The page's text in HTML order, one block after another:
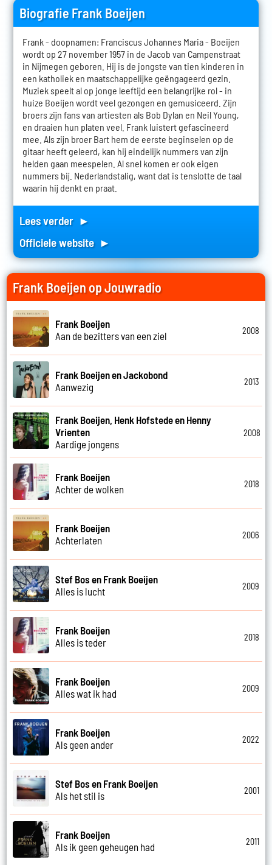
Biografie Frank Boeijen
Frank - doopnamen: Franciscus Johannes Maria - Boeijen
wordt op 27 november 1957 in de Jacob van Campenstraat
in Nijmegen geboren. Hij is de jongste van tien kinderen in
een katholiek en maatschappelijke geëngageerd gezin.
Muziek speelt al op jonge leeftijd een belangrijke rol - in
huize Boeijen wordt veel gezongen en gemusiceerd. Zijn
broers zijn fans van artiesten als Bob Dylan en Neil Young,
en draaien hun platen veel. Frank luistert gefascineerd
mee. Als zijn broer Bart hem de eerste beginselen op de
gitaar heeft geleerd, kan hij eindelijk nummers van zijn
helden gaan meespelen. Al snel komen er ook eigen
nummers bij. Nederlandstalig, want dat is tenslotte de taal
waarin hij denkt en praat.
Lees verder ►
Officiele website ►
Frank Boeijen op Jouwradio
Frank Boeijen
Aan de bezitters van een ziel
2008
Frank Boeijen en Jackobond
Aanwezig
2013
Frank Boeijen, Henk Hofstede en Henny
Vrienten
Aardige jongens
2008
Frank Boeijen
Achter de wolken
2018
Frank Boeijen
Achterlaten
2006
Stef Bos en Frank Boeijen
Alles is lucht
2009
Frank Boeijen
Alles is teder
2018
Frank Boeijen
Alles wat ik had
2009
Frank Boeijen
Als geen ander
2022
Stef Bos en Frank Boeijen
Als het stil is
2001
Frank Boeijen
Als ik geen geheugen had
2011